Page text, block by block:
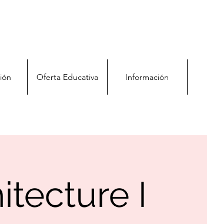
Oferta Educativa Información
I